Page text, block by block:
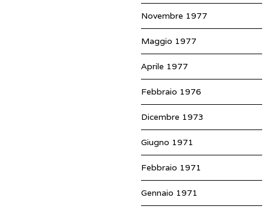
Novembre 1977
Maggio 1977
Aprile 1977
Febbraio 1976
Dicembre 1973
Giugno 1971
Febbraio 1971
Gennaio 1971